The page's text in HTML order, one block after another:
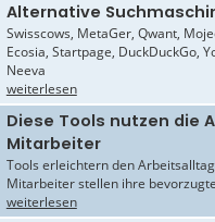
Alternative
Swisscows, MetaGer, Qwant,
Ecosia, Startpage, DuckDuckGo,
Neeva
weiterlesen
Diese Tools nutzen die
Mitarbeiter
Tools erleichtern den
Mitarbeiter stellen ihre
weiterlesen